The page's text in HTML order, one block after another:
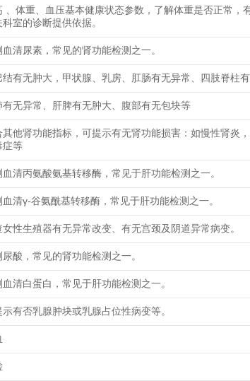
、体重、血压基本健康状态参数，了解体重是否正常，
室的诊断提供依据。
血清尿素，常见的肾功能检测之一。
结有无肿大，甲状腺、乳房、肛肠有无异常、四肢脊柱
有无异常、肝脾有无肿大、腹部有无包块等
其他肾功能指标，可提示有无肾功能损害：如慢性肾炎
症等
血清丙氨酸氨基转移酶，常见于肝功能检测之一。
血清γ-谷氨酰基转移酶，常见于肝功能检测之一。
女性生殖器有无异常改变、有无宫颈及阴道异常病变。
尿酸，常见的肾功能检测之一。
血清白蛋白，常见于肝功能检测之一。
示有否乳腺肿块或乳腺占位性病变等。